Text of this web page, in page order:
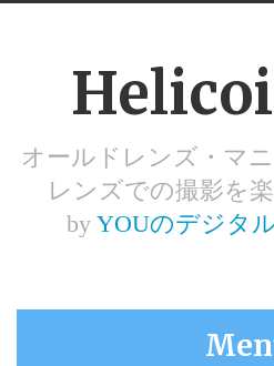
オールドレンズ・マ
レンズでの撮影を
by YOUのデジタ